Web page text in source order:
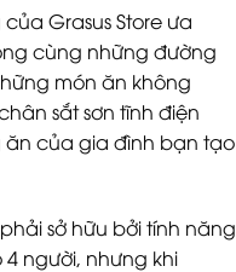
Grasus Store ưa
cùng những đường
món ăn không
sắt sơn tĩnh điện
ăn của gia đình bạn tạo
sở hữu bởi tính năng
người, nhưng khi